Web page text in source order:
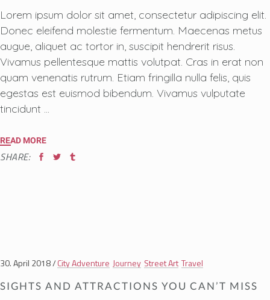
Lorem ipsum dolor sit amet, consectetur adipiscing elit.
Donec eleifend molestie fermentum. Maecenas metus
augue, aliquet ac tortor in, suscipit hendrerit risus.
Vivamus pellentesque mattis volutpat. Cras in erat non
quam venenatis rutrum. Etiam fringilla nulla felis, quis
egestas est euismod bibendum. Vivamus vulputate
tincidunt
READ MORE
SHARE:
30. April 2018 City Adventure Journey Street Art Travel
SIGHTS AND ATTRACTIONS YOU CAN’T MISS